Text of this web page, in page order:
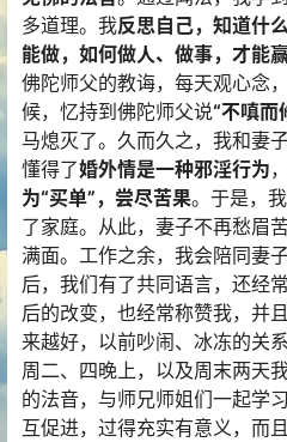
多道理。我反思自己，知道什
能做，如何做人、做事，才能
佛陀师父的教诲，每天观心念
候，忆持到佛陀师父说“不嗔而
马熄灭了。久而久之，我和妻
懂得了婚外情是一种邪淫行为，
为“买单”，尝尽苦果。于是，
了家庭。从此，妻子不再愁眉
满面。工作之余，我会陪同妻
后，我们有了共同语言，还经
后的改变，也经常称赞我，并
来越好，以前吵闹、冰冻的关
周二、四晚上，以及周末两天
的法音，与师兄师姐们一起学
互促进，过得充实有意义，而且